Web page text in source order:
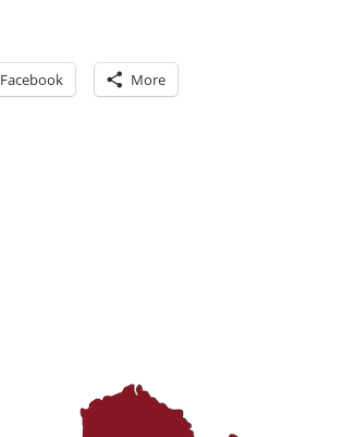
Facebook More